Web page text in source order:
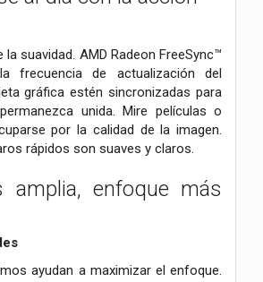
suavidad. AMD Radeon FreeSync™
frecuencia de actualización del
gráfica estén sincronizadas para
unida. Mire películas o
por la calidad de la imagen.
rápidos son suaves y claros.
amplia, enfoque más
ayudan a maximizar el enfoque.